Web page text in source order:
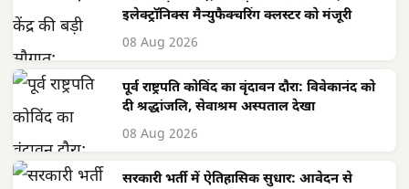
इलेक्ट्रॉनिक्स मैन्युफैक्चरिंग क्लस्टर को मंजूरी
08 Aug 2026
पूर्व राष्ट्रपति कोविंद का वृंदावन दौरा: विवेकानंद को
दी श्रद्धांजलि, सेवाश्रम अस्पताल देखा
08 Aug 2026
सरकारी भर्ती में ऐतिहासिक सुधार: आवेदन से